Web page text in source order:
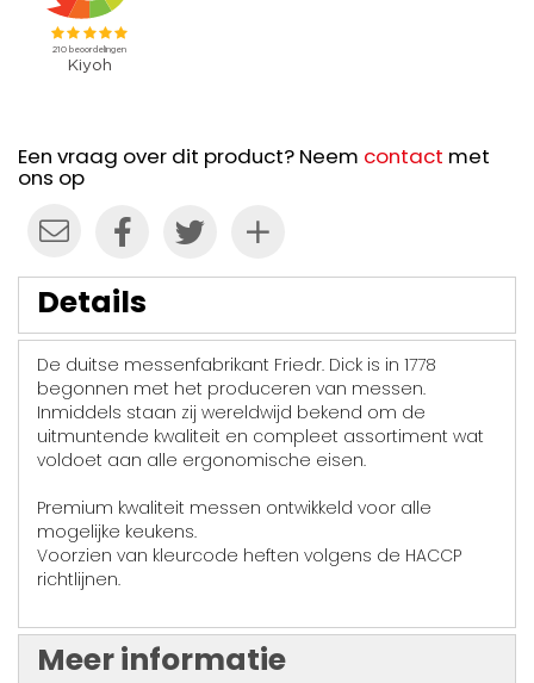
Een vraag over dit product? Neem contact met
ons op
Details
De duitse messenfabrikant Friedr. Dick is in 1778
begonnen met het produceren van messen.
Inmiddels staan zij wereldwijd bekend om de
uitmuntende kwaliteit en compleet assortiment wat
voldoet aan alle ergonomische eisen.
Premium kwaliteit messen ontwikkeld voor alle
mogelijke keukens.
Voorzien van kleurcode heften volgens de HACCP
richtlijnen.
Meer informatie